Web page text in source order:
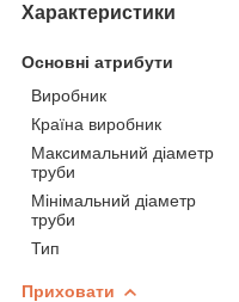
Характеристики
Основні атрибути
Виробник
Країна виробник
Максимальний діаметр
труби
Мінімальний діаметр
труби
Тип
Приховати